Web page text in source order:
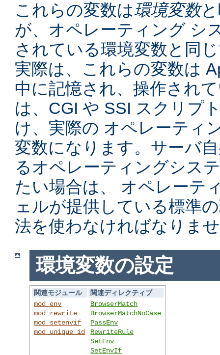
これらの変数は環境変数
が、オペレーティング シ
されている環境変数と同
実際は、これらの変数は
中に記憶され、操作され
は、CGI や SSI スクリプ
け、実際の オペレーティ
変数になります。サーバ
るオペレーティングシス
たい場合は、 オペレーテ
ェルが提供している標準
法を使わなければなりま
環境変数の設定
関連モジュール
関連ディレクティブ
mod_env
mod_rewrite
mod_setenvif
mod_unique_id
BrowserMatch
BrowserMatchNoCase
PassEnv
RewriteRule
SetEnv
SetEnvIf